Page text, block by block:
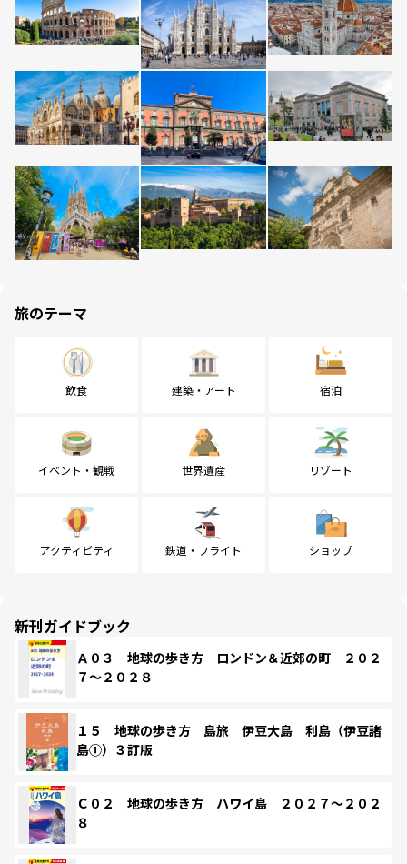
旅のテーマ
飲食 建築・アート 宿泊
イベント・観戦 世界遺産 リゾート
アクティビティ 鉄道・フライト ショップ
新刊ガイドブック
Ａ０３ 地球の歩き方 ロンドン＆近郊の町 ２０２
７～２０２８
１５ 地球の歩き方 島旅 伊豆大島 利島（伊豆諸
島①）３訂版
Ｃ０２ 地球の歩き方 ハワイ島 ２０２７～２０２
８